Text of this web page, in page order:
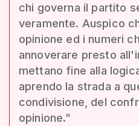
chi governa il partito
veramente. Auspico
opinione ed i numeri
annoverare presto
mettano fine alla
aprendo la strada a
condivisione, del
opinione.”